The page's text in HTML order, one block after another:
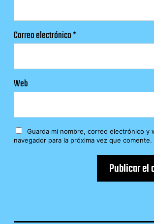
Correo electrónico*
Web
Guarda mi nombre, correo electrónico y
navegador para la próxima vez que comente.